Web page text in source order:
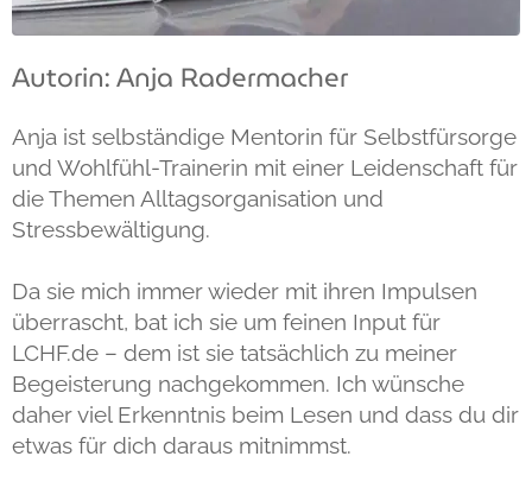
Autorin: Anja Radermacher
Anja ist selbständige Mentorin für Selbstfürsorge
und Wohlfühl-Trainerin mit einer Leidenschaft für
die Themen Alltagsorganisation und
Stressbewältigung.
Da sie mich immer wieder mit ihren Impulsen
überrascht, bat ich sie um feinen Input für
LCHF.de – dem ist sie tatsächlich zu meiner
Begeisterung nachgekommen. Ich wünsche
daher viel Erkenntnis beim Lesen und dass du dir
etwas für dich daraus mitnimmst.